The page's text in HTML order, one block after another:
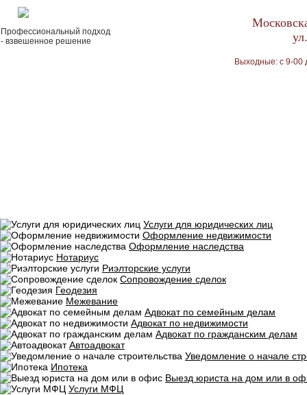
Профессиональный подход
- взвешенное решение
Выходные: с 9-00
Услуги для юридических лиц
Оформление недвижимости
Оформление наследства
Нотариус
Риэлторские услуги
Сопровождение сделок
Геодезия
Межевание
Адвокат по семейным делам
Адвокат по недвижимости
Адвокат по гражданским делам
Автоадвокат
Уведомление о начале
Ипотека
Выезд юриста на дом или в
Услуги МФЦ